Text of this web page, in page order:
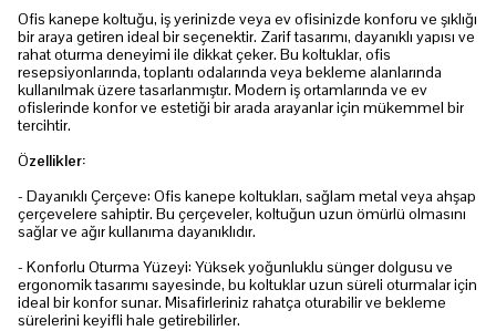
Ofis kanepe koltuğu, iş yerinizde veya ev ofisinizde konforu ve şıklığı
bir araya getiren ideal bir seçenektir. Zarif tasarımı, dayanıklı yapısı ve
rahat oturma deneyimi ile dikkat çeker. Bu koltuklar, ofis
resepsiyonlarında, toplantı odalarında veya bekleme alanlarında
kullanılmak üzere tasarlanmıştır. Modern iş ortamlarında ve ev
ofislerinde konfor ve estetiği bir arada arayanlar için mükemmel bir
tercihtir.
Özellikler:
- Dayanıklı Çerçeve: Ofis kanepe koltukları, sağlam metal veya ahşap
çerçevelere sahiptir. Bu çerçeveler, koltuğun uzun ömürlü olmasını
sağlar ve ağır kullanıma dayanıklıdır.
- Konforlu Oturma Yüzeyi: Yüksek yoğunluklu sünger dolgusu ve
ergonomik tasarımı sayesinde, bu koltuklar uzun süreli oturmalar için
ideal bir konfor sunar. Misafirleriniz rahatça oturabilir ve bekleme
sürelerini keyifli hale getirebilirler.